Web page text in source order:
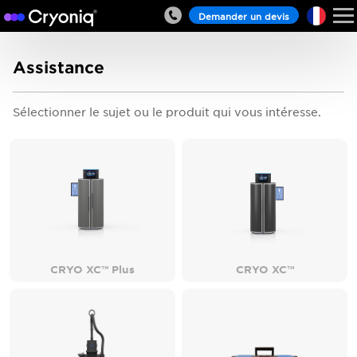
Demander un devis
Assistance
Sélectionner le sujet ou le produit qui vous intéresse.
CRYO XC™ Plus CRYO XC™